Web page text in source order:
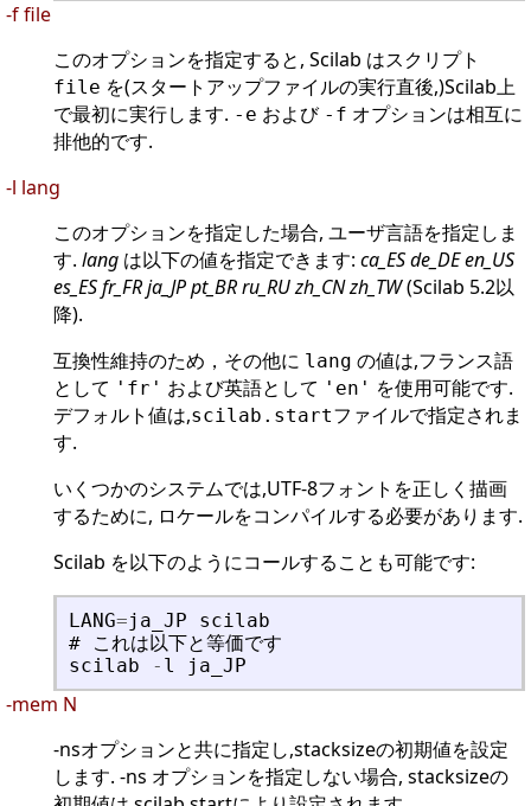
-f file
このオプションを指定すると, Scilab はスクリプト
file を(スタートアップファイルの実行直後,)Scilab上
で最初に実行します. -e および -f オプションは相互に
排他的です.
-l lang
このオプションを指定した場合, ユーザ言語を指定しま
す. lang は以下の値を指定できます: ca_ES de_DE en_US
es_ES fr_FR ja_JP pt_BR ru_RU zh_CN zh_TW(Scilab 5.2以
降).
互換性維持のため，その他に lang の値は,フランス語
として 'fr' および英語として 'en' を使用可能です.
デフォルト値は,scilab.startファイルで指定されま
す.
いくつかのシステムでは,UTF-8フォントを正しく描画
するために, ロケールをコンパイルする必要があります.
Scilab を以下のようにコールすることも可能です:
LANG=ja_JP
scilab
#
これは以下と等価です
scilab
- l ja_JP
-mem N
-nsオプションと共に指定し,stacksizeの初期値を設定
します. -ns オプションを指定しない場合, stacksizeの